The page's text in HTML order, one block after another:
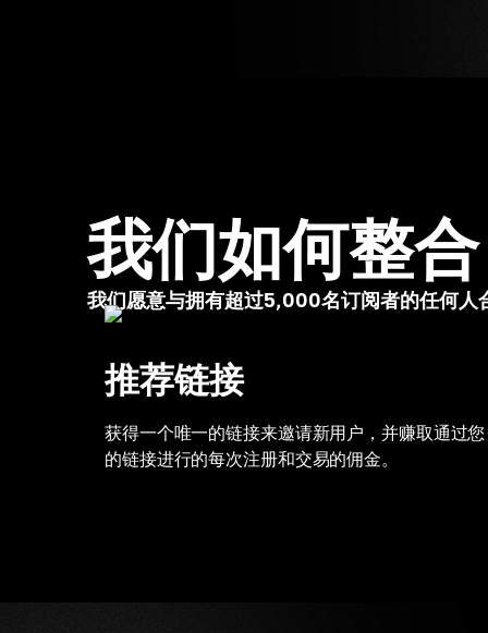
我们如何整合
我们愿意与拥有超过5,000名订阅者的任何人
推荐链接
获得一个唯一的链接来邀请新用户，并赚取通过您
的链接进行的每次注册和交易的佣金。